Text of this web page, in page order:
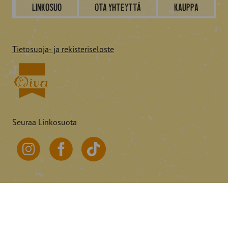
Linkosuo
Ota yhteyttä Kauppa
Tietosuoja- ja rekisteriseloste
Seuraa Linkosuota